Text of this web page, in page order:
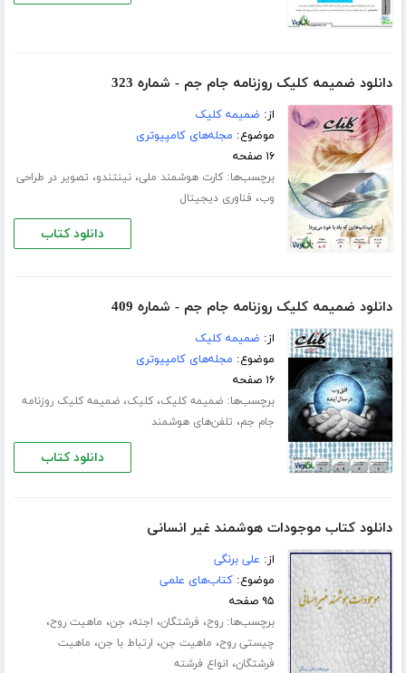
دانلود ضمیمه کلیک روزنامه جام جم - شماره 323
از: ضمیمه کلیک
موضوع: مجله‌های کامپیوتری
۱۶ صفحه
برچسب‌ها:کارت هوشمند ملی،نینتندو، تصویر در طراحی
وب، فناوری دیجیتال
دانلود کتاب
دانلود ضمیمه کلیک روزنامه جام جم - شماره 409
از: ضمیمه کلیک
موضوع: مجله‌های کامپیوتری
۱۶ صفحه
برچسب‌ها:ضمیمه کلیک،کلیک،ضمیمه کلیک روزنامه
جام جم، تلفن‌های هوشمند
دانلود کتاب
دانلود کتاب موجودات هوشمند غیر انسانی
از: علی برنگی
موضوع:کتاب‌های علمی
۹۵ صفحه
برچسب‌ها:روح، فرشتگان، اجنه، جن، ماهیت روح،
چیستی روح، ماهیت جن، ارتباط با جن، ماهیت
فرشتگان، انواع فرشته